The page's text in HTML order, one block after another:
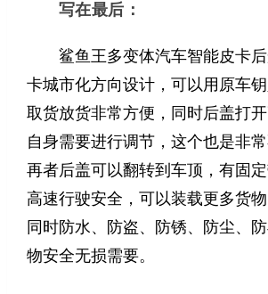
写在最后：
鲨鱼王多变体汽车智能皮卡后
卡城市化方向设计，可以用原车钥
取货放货非常方便，同时后盖打
自身需要进行调节，这个也是非
再者后盖可以翻转到车顶，有固
高速行驶安全，可以装载更多货物
同时防水、防盗、防锈、防尘、
物安全无损需要。